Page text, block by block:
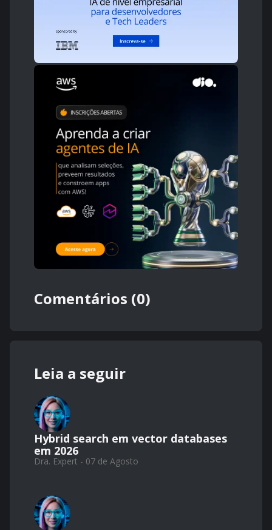
Comentários (0)
Leia a seguir
Hybrid search em vector databases
em 2026
Dra. Expert - 07 de Agosto